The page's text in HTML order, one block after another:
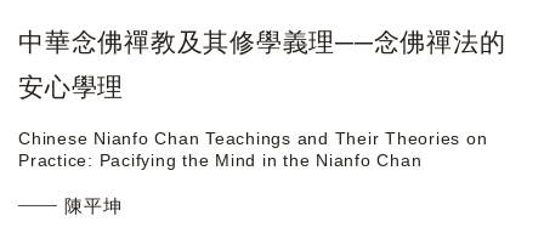
中華念佛禪教及其修學義理──念佛禪法的
安心學理
Chinese Nianfo Chan Teachings and Their Theories on
Practice: Pacifying the Mind in the Nianfo Chan
陳平坤